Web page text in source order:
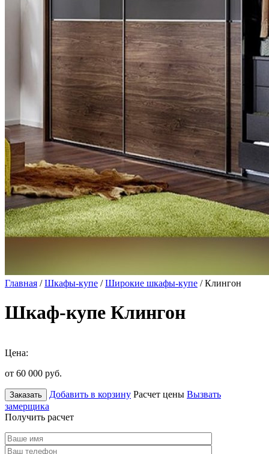
Главная /Шкафы-купе /Широкие шкафы-купе / Клингон
Шкаф-купе Клингон
Цена:
от 60 000 руб.
Заказать Добавить в корзину Расчет цены Вызвать
замерщика
Получить расчет